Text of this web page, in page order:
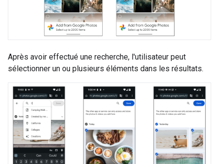
Après avoir effectué une recherche, l'utilisateur peut
sélectionner un ou plusieurs éléments dans les résultats.